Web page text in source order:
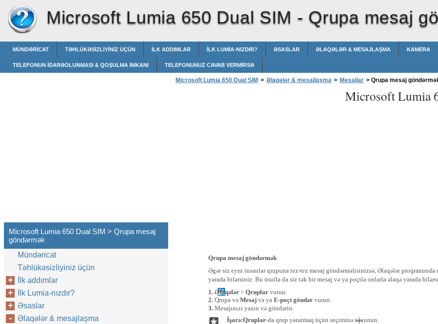
Microsoft Lumia 650 Dual SIM -Qrupa mesaj
MÜNDƏRICAT TƏHLÜKƏSIZLIYINIZ ÜÇÜN İLK ADDIMLAR İLK LUMIA-NIZDIR? ƏSASLAR ƏLAQƏLƏR & MESAJLAŞMA KAMERA
TELEFONUN IDARƏOLUNMASI & QOŞULMA IMKANI TELEFONUNUZ CAVAB VERMIRSƏ
Microsoft Lumia 650 Dual SIM > Əlaqələr & mesajlaşma > Mesajlar > Qrupa mesaj
Microsoft Lumia
Qrupa mesaj göndərmək
Əgər siz eyni insanlar qrupuna tez-tez mesaj göndərməlisinizsə, Əlaqələr proqramında
yarada bilərsiniz. Bu üsulla da siz tək bir mesaj və ya poçtla onlarla əlaqə yarada
1. Əlaqələr > Qruplar vurun.
2. Qrupa və Mesaj və ya E-poçt göndər vurun.
3. Mesajınızı yazın və göndərin.
İşarə:Qruplar-da qrup yaratmaq üçün seçiminə toxunun.
Microsoft Lumia 650 Dual SIM > Qrupa mesaj
göndərmək
Mündəricat
Təhlükəsizliyiniz üçün
İlk addımlar
İlk Lumia-nızdır?
Əsaslar
Əlaqələr & mesajlaşma